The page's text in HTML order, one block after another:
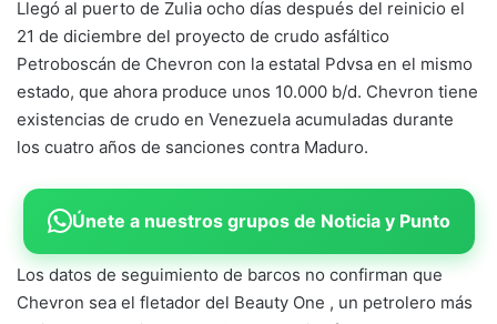
Llegó al puerto de Zulia ocho días después del reinicio el
21 de diciembre del proyecto de crudo asfáltico
Petroboscán de Chevron con la estatal Pdvsa en el mismo
estado, que ahora produce unos 10.000 b/d. Chevron tiene
existencias de crudo en Venezuela acumuladas durante
los cuatro años de sanciones contra Maduro.
Únete a nuestros grupos de Noticia y Punto
Los datos de seguimiento de barcos no confirman que
Chevron sea el fletador del Beauty One , un petrolero más